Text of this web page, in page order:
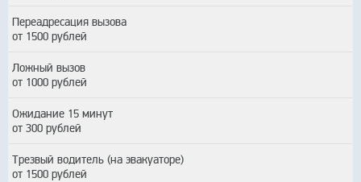
Переадресация вызова
от 1500 рублей
Ложный вызов
от 1000 рублей
Ожидание 15 минут
от 300 рублей
Трезвый водитель (на эвакуаторе)
от 1500 рублей